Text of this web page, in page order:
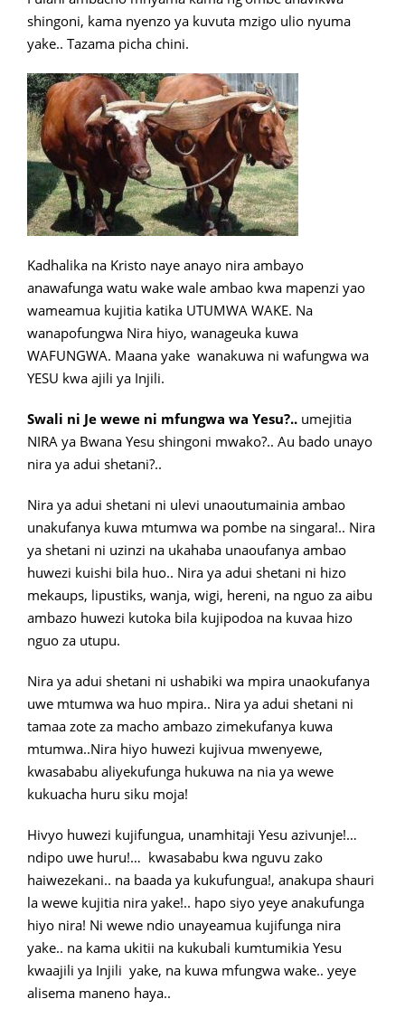
shingoni, kama nyenzo ya kuvuta mzigo ulio nyuma
yake.. Tazama picha chini.
Kadhalika na Kristo naye anayo nira ambayo
anawafunga watu wake wale ambao kwa mapenzi yao
wameamua kujitia katika UTUMWA WAKE. Na
wanapofungwa Nira hiyo, wanageuka kuwa
WAFUNGWA. Maana yake wanakuwa ni wafungwa wa
YESU kwa ajili ya Injili.
Swali ni Je wewe ni mfungwa wa Yesu?.. umejitia
NIRA ya Bwana Yesu shingoni mwako?.. Au bado unayo
nira ya adui shetani?..
Nira ya adui shetani ni ulevi unaoutumainia ambao
unakufanya kuwa mtumwa wa pombe na singara!.. Nira
ya shetani ni uzinzi na ukahaba unaoufanya ambao
huwezi kuishi bila huo.. Nira ya adui shetani ni hizo
mekaups, lipustiks, wanja, wigi, hereni, na nguo za aibu
ambazo huwezi kutoka bila kujipodoa na kuvaa hizo
nguo za utupu.
Nira ya adui shetani ni ushabiki wa mpira unaokufanya
uwe mtumwa wa huo mpira.. Nira ya adui shetani ni
tamaa zote za macho ambazo zimekufanya kuwa
mtumwa..Nira hiyo huwezi kujivua mwenyewe,
kwasababu aliyekufunga hukuwa na nia ya wewe
kukuacha huru siku moja!
Hivyo huwezi kujifungua, unamhitaji Yesu azivunje!…
ndipo uwe huru!… kwasababu kwa nguvu zako
haiwezekani.. na baada ya kukufungua!, anakupa shauri
la wewe kujitia nira yake!.. hapo siyo yeye anakufunga
hiyo nira! Ni wewe ndio unayeamua kujifunga nira
yake.. na kama ukitii na kukubali kumtumikia Yesu
kwaajili ya Injili yake, na kuwa mfungwa wake.. yeye
alisema maneno haya..